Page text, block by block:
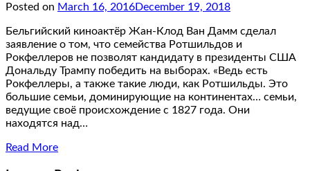
Posted on March 16, 2016December 19, 2018
Бельгийский киноактёр Жан-Клод Ван Дамм сделал
заявление о том, что семейства Ротшильдов и
Рокфеллеров не позволят кандидату в президенты США
Дональду Трампу победить на выборах. «Ведь есть
Рокфеллеры, а также такие люди, как Ротшильды. Это
большие семьи, доминирующие на континентах… семьи,
ведущие своё происхождение с 1827 года. Они
находятся над…
Read More